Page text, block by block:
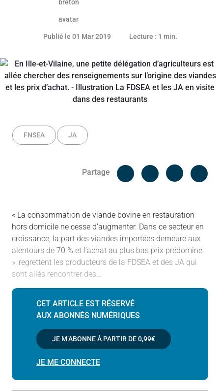
Publié le 01 Mar 2019 Lecture : 1 min.
FNSEA JA
Partage
Facebook
« La consommation de viande bovine en restauration
hors domicile ne cesse d’augmenter. Dans ce secteur en
croissance, la part des viandes importées demeure aux
alentours de 70 % et l’achat au plus bas prix prédomine
», regrettent les producteurs de la FDSEA et des JA qui
sont allés rencontrer des…
CET ARTICLE EST RÉSERVÉ
AUX ABONNÉS NUMÉRIQUES
JE M’ABONNE À PARTIR DE0,99€
JE ME CONNECTE